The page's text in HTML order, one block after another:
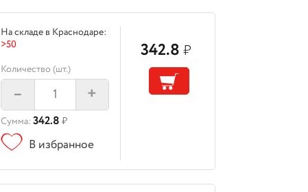
На складе в Краснодаре:
>50
Количество (шт.)
– +
Сумма: 342.8 ₽
В избранное
342.8 ₽